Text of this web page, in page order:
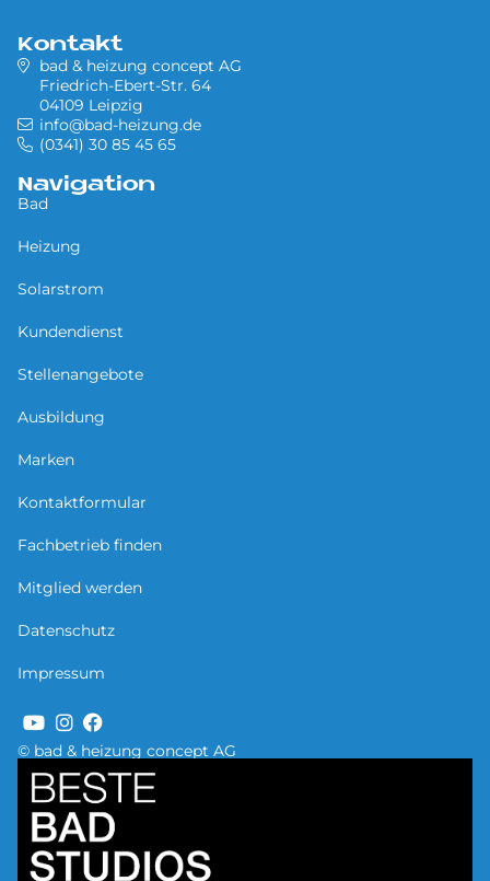
© bad & heizung concept AG
Kontakt
bad & heizung concept AG
Friedrich-Ebert-Str. 64
04109 Leipzig
info@bad-heizung.de
(0341) 30 85 45 65
Navigation
Bad
Heizung
Solarstrom
Kundendienst
Stellenangebote
Ausbildung
Marken
Kontaktformular
Fachbetrieb finden
Mitglied werden
Datenschutz
Impressum